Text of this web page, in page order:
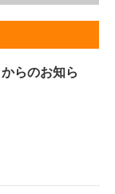
らのお知ら